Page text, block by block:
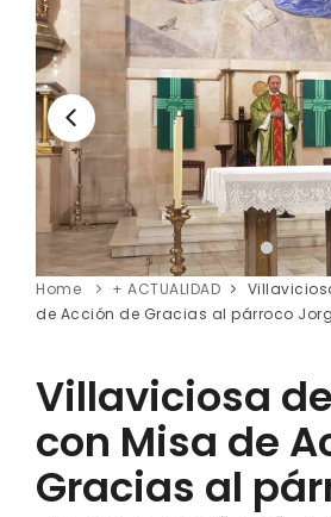
Home + ACTUALIDAD
de Acción de Gracias al párroco
Villaviciosa
con Misa de
Gracias al